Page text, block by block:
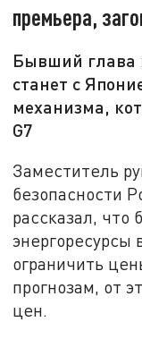
премьера,
Бывший глава
станет с
механизма,
G7
Заместитель
безопасности
рассказал, что
энергоресурсы
ограничить
прогнозам, от
цен.